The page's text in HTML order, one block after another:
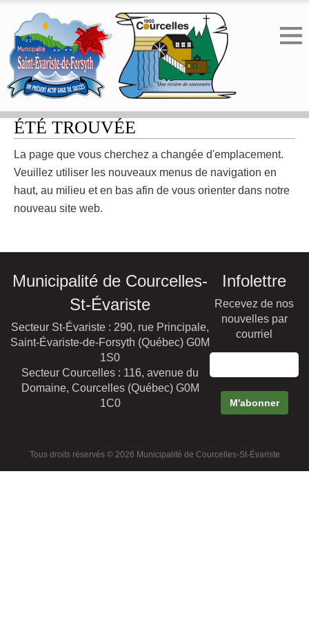
ERREUR 404 - LA PAGE N'A PAS
ÉTÉ TROUVÉE
La page que vous cherchez a changée d'emplacement.
Veuillez utiliser les nouveaux menus de navigation en
haut, au milieu et en bas afin de vous orienter dans notre
nouveau site web.
Municipalité de Courcelles-
St-Évariste
Secteur St-Évariste : 290, rue Principale,
Saint-Évariste-de-Forsyth (Québec) G0M
1S0
Secteur Courcelles : 116, avenue du
Domaine, Courcelles (Québec) G0M
1C0
Infolettre
Recevez de nos
nouvelles par
courriel
Tous droits réservés © 2026 Municipalité de Courcelles-St-Évariste